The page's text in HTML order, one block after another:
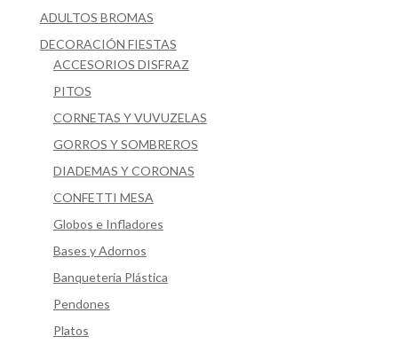
ADULTOS BROMAS
DECORACIÓN FIESTAS
ACCESORIOS DISFRAZ
PITOS
CORNETAS Y VUVUZELAS
GORROS Y SOMBREROS
DIADEMAS Y CORONAS
CONFETTI MESA
Globos e Infladores
Bases y Adornos
Banqueteria Plástica
Pendones
Platos